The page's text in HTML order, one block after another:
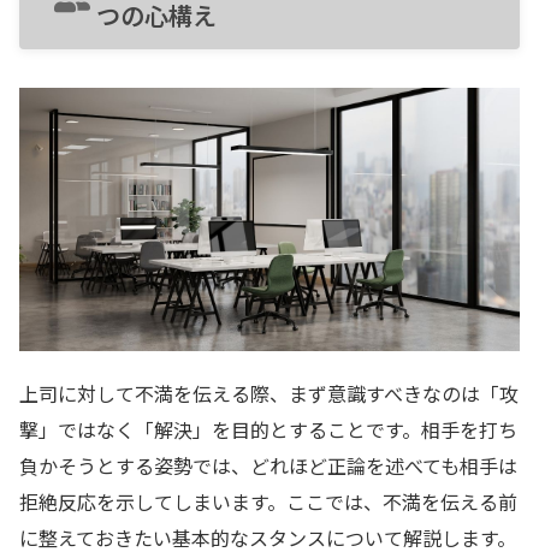
つの心構え
上司に対して不満を伝える際、まず意識すべきなのは「攻
撃」ではなく「解決」を目的とすることです。相手を打ち
負かそうとする姿勢では、どれほど正論を述べても相手は
拒絶反応を示してしまいます。ここでは、不満を伝える前
に整えておきたい基本的なスタンスについて解説します。